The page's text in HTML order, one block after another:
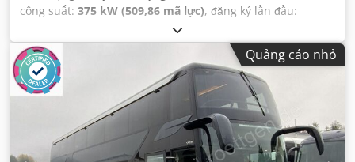
công suất: 375 kW (509,86 mã lực), đăng ký lần đầu:
diesel
màu sắc:vàng, phanh:bộ giảm tốc, Năm sản xuất:2019,
Thiết bị:
ABS, chương trình cân bằng điện tử (ESP), hệ
thống chống trộm (immobilizer), khóa trung tâm, kiểm
soát hành trình, kiểm soát lực kéo, trợ lực lái, điều hòa
không khí, đèn sương mù
Quảng cáo nhỏ